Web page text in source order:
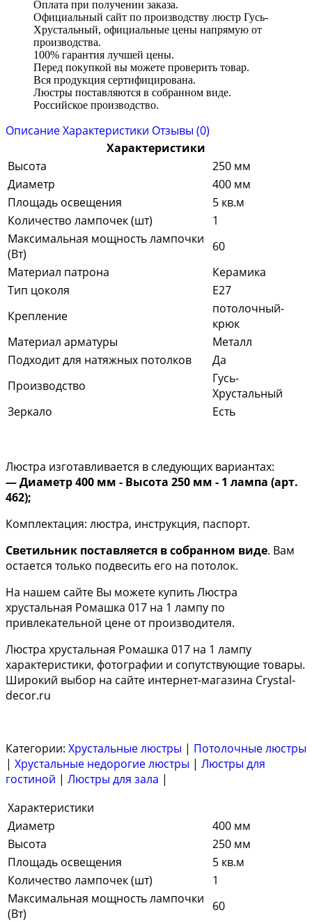
Оплата при получении заказа.
Официальный сайт по производству люстр Гусь-
Хрустальный, официальные цены напрямую от
производства.
100% гарантия лучшей цены.
Перед покупкой вы можете проверить товар.
Вся продукция сертифицирована.
Люстры поставляются в собранном виде.
Российское производство.
ОписаниеХарактеристики Отзывы (0)
Характеристики
Высота
250 мм
Диаметр
400 мм
Площадь освещения
5 кв.м
Количество лампочек (шт)
1
Максимальная мощность лампочки
(Вт)
60
Материал патрона
Керамика
Тип цоколя
E27
Крепление
потолочный-
крюк
Материал арматуры
Металл
Подходит для натяжных потолков
Да
Производство
Гусь-
Хрустальный
Зеркало
Есть
Люстра изготавливается в следующих вариантах:
— Диаметр 400 мм - Высота 250 мм - 1 лампа (арт.
462);
Комплектация: люстра, инструкция, паспорт.
Светильник поставляется в собранном виде. Вам
остается только подвесить его на потолок.
На нашем сайте Вы можете купить Люстра
хрустальная Ромашка 017 на 1 лампу по
привлекательной цене от производителя.
Люстра хрустальная Ромашка 017 на 1 лампу
характеристики, фотографии и сопутствующие товары.
Широкий выбор на сайте интернет-магазина Crystal-
decor.ru
Категории: Хрустальные люстры | Потолочные люстры
| Хрустальные недорогие люстры | Люстры для
гостиной | Люстры для зала |
Характеристики
Диаметр
400 мм
Высота
250 мм
Площадь освещения
5 кв.м
Количество лампочек (шт)
1
Максимальная мощность лампочки
(Вт)
60